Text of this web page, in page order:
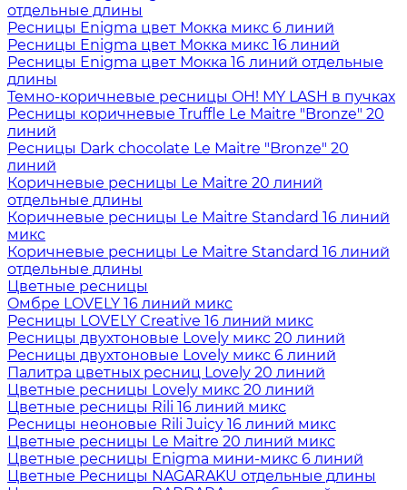
отдельные длины
Ресницы Enigma цвет Мокка микс 6 линий
Ресницы Enigma цвет Мокка микс 16 линий
Ресницы Enigma цвет Мокка 16 линий отдельные
длины
Темно-коричневые ресницы OH! MY LASH в пучках
Ресницы коричневые Truffle Le Maitre "Bronze" 20
линий
Ресницы Dark chocolate Le Maitre "Bronze" 20
линий
Коричневые ресницы Le Maitre 20 линий
отдельные длины
Коричневые ресницы Le Maitre Standard 16 линий
микс
Коричневые ресницы Le Maitre Standard 16 линий
отдельные длины
Цветные ресницы
Oмбре LOVELY 16 линий микс
Ресницы LOVELY Creative 16 линий микс
Ресницы двухтоновые Lovely микс 20 линий
Ресницы двухтоновые Lovely микс 6 линий
Палитра цветных ресниц Lovely 20 линий
Цветные ресницы Lovely микс 20 линий
Цветные ресницы Rili 16 линий микс
Ресницы неоновые Rili Juicy 16 линий микс
Цветные ресницы Le Maitre 20 линий микс
Цветные ресницы Enigma мини-микс 6 линий
Цветные Ресницы NAGARAKU отдельные длины